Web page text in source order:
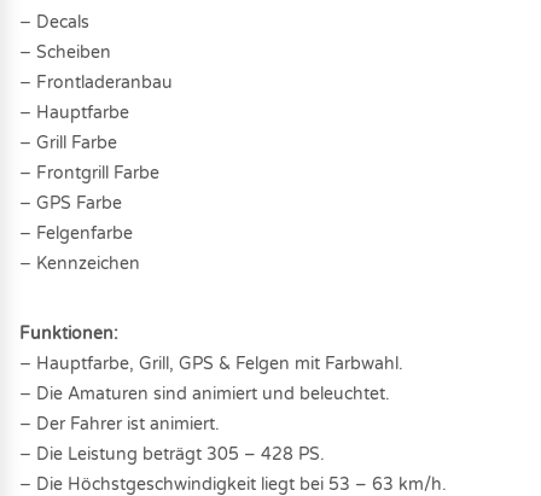
− Decals
− Scheiben
− Frontladeranbau
− Hauptfarbe
− Grill Farbe
− Frontgrill Farbe
− GPS Farbe
− Felgenfarbe
− Kennzeichen
Funktionen:
− Hauptfarbe, Grill, GPS & Felgen mit Farbwahl.
− Die Amaturen sind animiert und beleuchtet.
− Der Fahrer ist animiert.
− Die Leistung beträgt 305 – 428 PS.
− Die Höchstgeschwindigkeit liegt bei 53 – 63 km/h.